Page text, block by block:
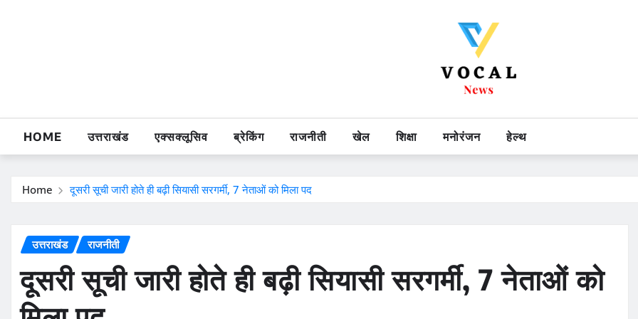
HOME उत्तराखंड एक्सक्लूसिव ब्रेकिंग राजनीती खेल शिक्षा मनोरंजन हेल्थ
Home दूसरी सूची जारी होते ही बढ़ी सियासी सरगर्मी, 7 नेताओं को मिला पद
उत्तराखंड राजनीती
दूसरी सूची जारी होते ही बढ़ी सियासी सरगर्मी, 7 नेताओं को